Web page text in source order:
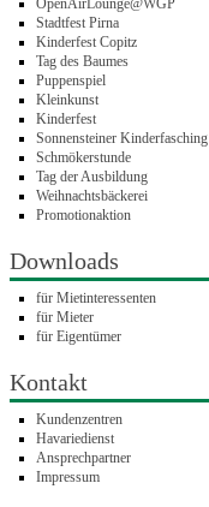
Stadtfest Pirna
Kinderfest Copitz
Tag des Baumes
Puppenspiel
Kleinkunst
Kinderfest
Sonnensteiner Kinderfasching
Schmökerstunde
Tag der Ausbildung
Weihnachtsbäckerei
Promotionaktion
Downloads
für Mietinteressenten
für Mieter
für Eigentümer
Kontakt
Kundenzentren
Havariedienst
Ansprechpartner
Impressum